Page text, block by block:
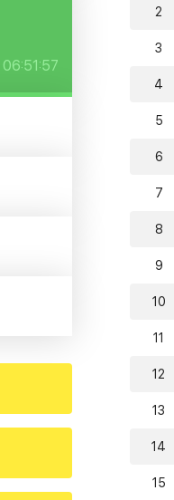
06:51:57
2
3
4
5
6
7
8
9
10
11
12
13
14
15